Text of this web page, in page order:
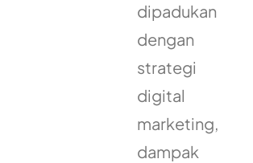
dipadukan
dengan
strategi
digital
marketing,
dampak